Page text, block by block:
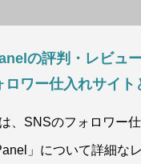
の評判・レビュ
ロワー仕入れサイト
、SNSのフォロワー
」について詳細な